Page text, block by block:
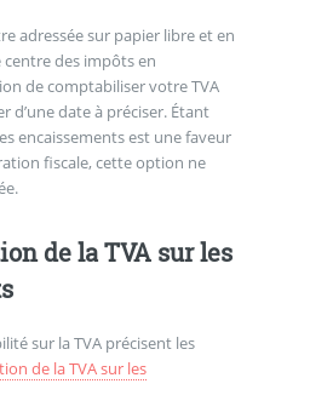
adressée sur papier libre et en
des impôts en
de comptabiliser votre TVA
d’une date à préciser. Étant
encaissements est une faveur
fiscale, cette option ne
de la TVA sur les
sur la TVA précisent les
de la TVA sur les